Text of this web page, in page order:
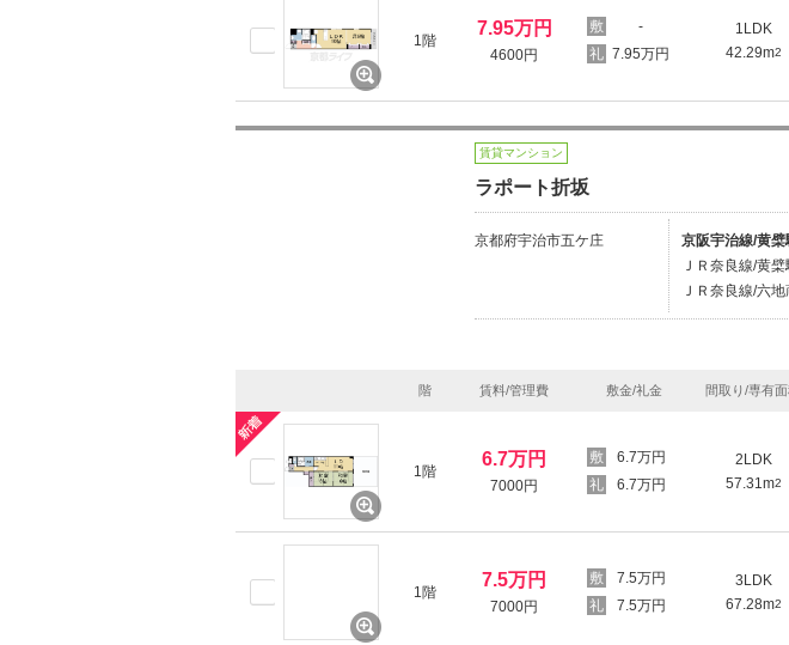
1階
7.95万円
4600円
-
7.95万円
1LDK
42.29m2
賃貸マンション
ラポート折坂
京都府宇治市五ケ庄
京阪宇治線/黄
ＪＲ奈良線/黄
ＪＲ奈良線/六
階 賃料/管理費 敷金/礼金 間取り/専有
1階
6.7万円
7000円
6.7万円
6.7万円
2LDK
57.31m2
1階
7.5万円
7000円
7.5万円
7.5万円
3LDK
67.28m2